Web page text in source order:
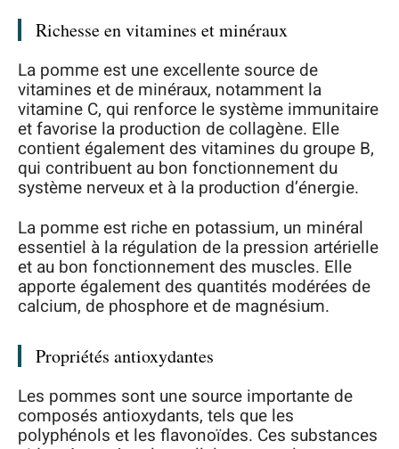
Richesse en vitamines et minéraux
La pomme est une excellente source de
vitamines et de minéraux, notamment la
vitamine C, qui renforce le système immunitaire
et favorise la production de collagène. Elle
contient également des vitamines du groupe B,
qui contribuent au bon fonctionnement du
système nerveux et à la production d’énergie.
La pomme est riche en potassium, un minéral
essentiel à la régulation de la pression artérielle
et au bon fonctionnement des muscles. Elle
apporte également des quantités modérées de
calcium, de phosphore et de magnésium.
Propriétés antioxydantes
Les pommes sont une source importante de
composés antioxydants, tels que les
polyphénols et les flavonoïdes. Ces substances